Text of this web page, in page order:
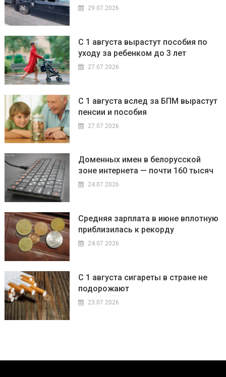
29.07.2026
С 1 августа вырастут пособия по
уходу за ребенком до 3 лет
27.07.2026
С 1 августа вслед за БПМ вырастут
пенсии и пособия
27.07.2026
Доменных имен в белорусской
зоне интернета — почти 160 тысяч
24.07.2026
Средняя зарплата в июне вплотную
приблизилась к рекорду
24.07.2026
С 1 августа сигареты в стране не
подорожают
23.07.2026